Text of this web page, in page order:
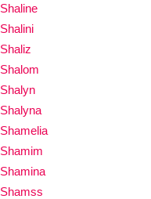
Shaline
Shalini
Shaliz
Shalom
Shalyn
Shalyna
Shamelia
Shamim
Shamina
Shamss